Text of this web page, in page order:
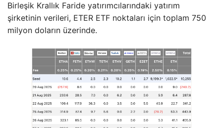
Birleşik Krallık Faride yatırımcılarındaki yatırım
şirketinin verileri, ETER ETF noktaları için toplam 750
milyon doların üzerinde.